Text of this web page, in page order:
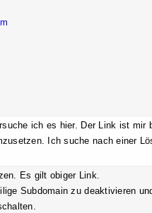
ich es hier. Der Link ist mir
Ich suche nach einer
Es gilt obiger Link.
Subdomain zu deaktivieren